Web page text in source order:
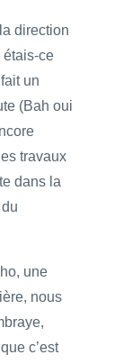
direction
étais-ce
un
(Bah oui
travaux
dans la
une
nous
c’est